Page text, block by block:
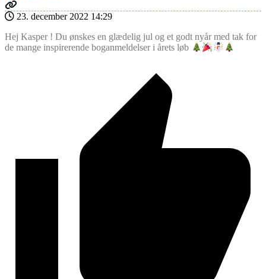
23. december 2022 14:29
Hej Kasper ! Du ønskes en glædelig jul og et godt nyår med tak for
de mange inspirerende boganmeldelser i årets løb